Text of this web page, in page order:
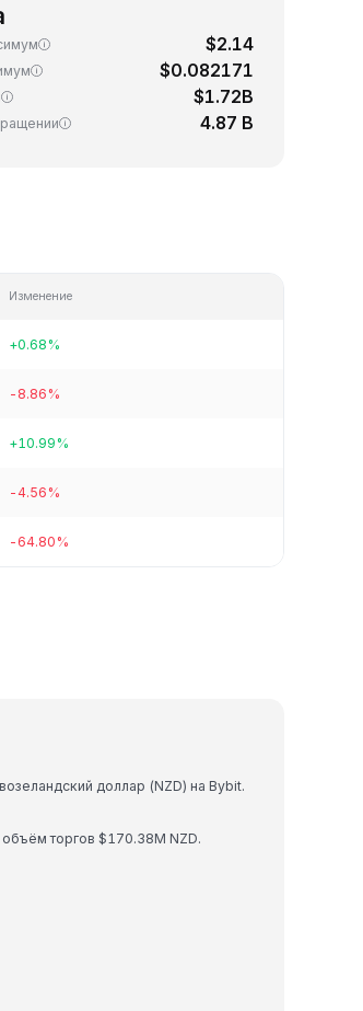
$2.14
$0.082171
$1.72B
4.87 B
Изменение
+0.68%
-8.86%
+10.99%
-4.56%
-64.80%
доллар (NZD) на Bybit.
торгов $170.38M NZD.